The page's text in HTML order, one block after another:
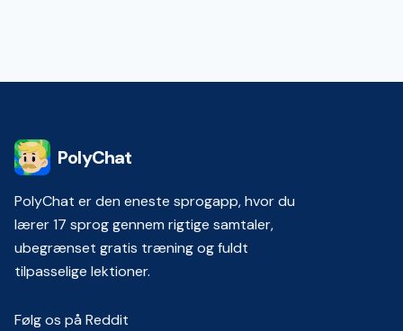
PolyChat
PolyChat er den eneste sprogapp, hvor du
lærer 17 sprog gennem rigtige samtaler,
ubegrænset gratis træning og fuldt
tilpasselige lektioner.
Følg os på Reddit